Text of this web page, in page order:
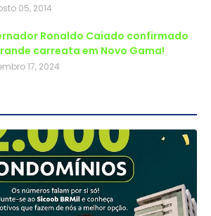
05, 2014
Ronaldo Caiado confirmado
carreata em Novo Gama!
17, 2024